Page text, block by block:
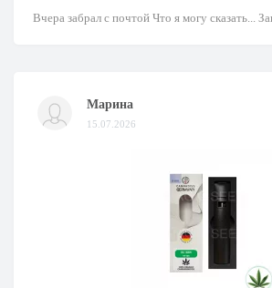
Вчера забрал с почтой Что я могу сказать...
Марина
15.07.2026